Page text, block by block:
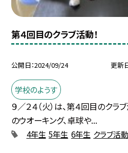
第４回目のクラブ活動！
公開日 2024/09/24 更新
学校のようす
９／２４（火）は、第４回目のク
のウオーキング、卓球や...
4年生 5年生 6年生 クラブ活動